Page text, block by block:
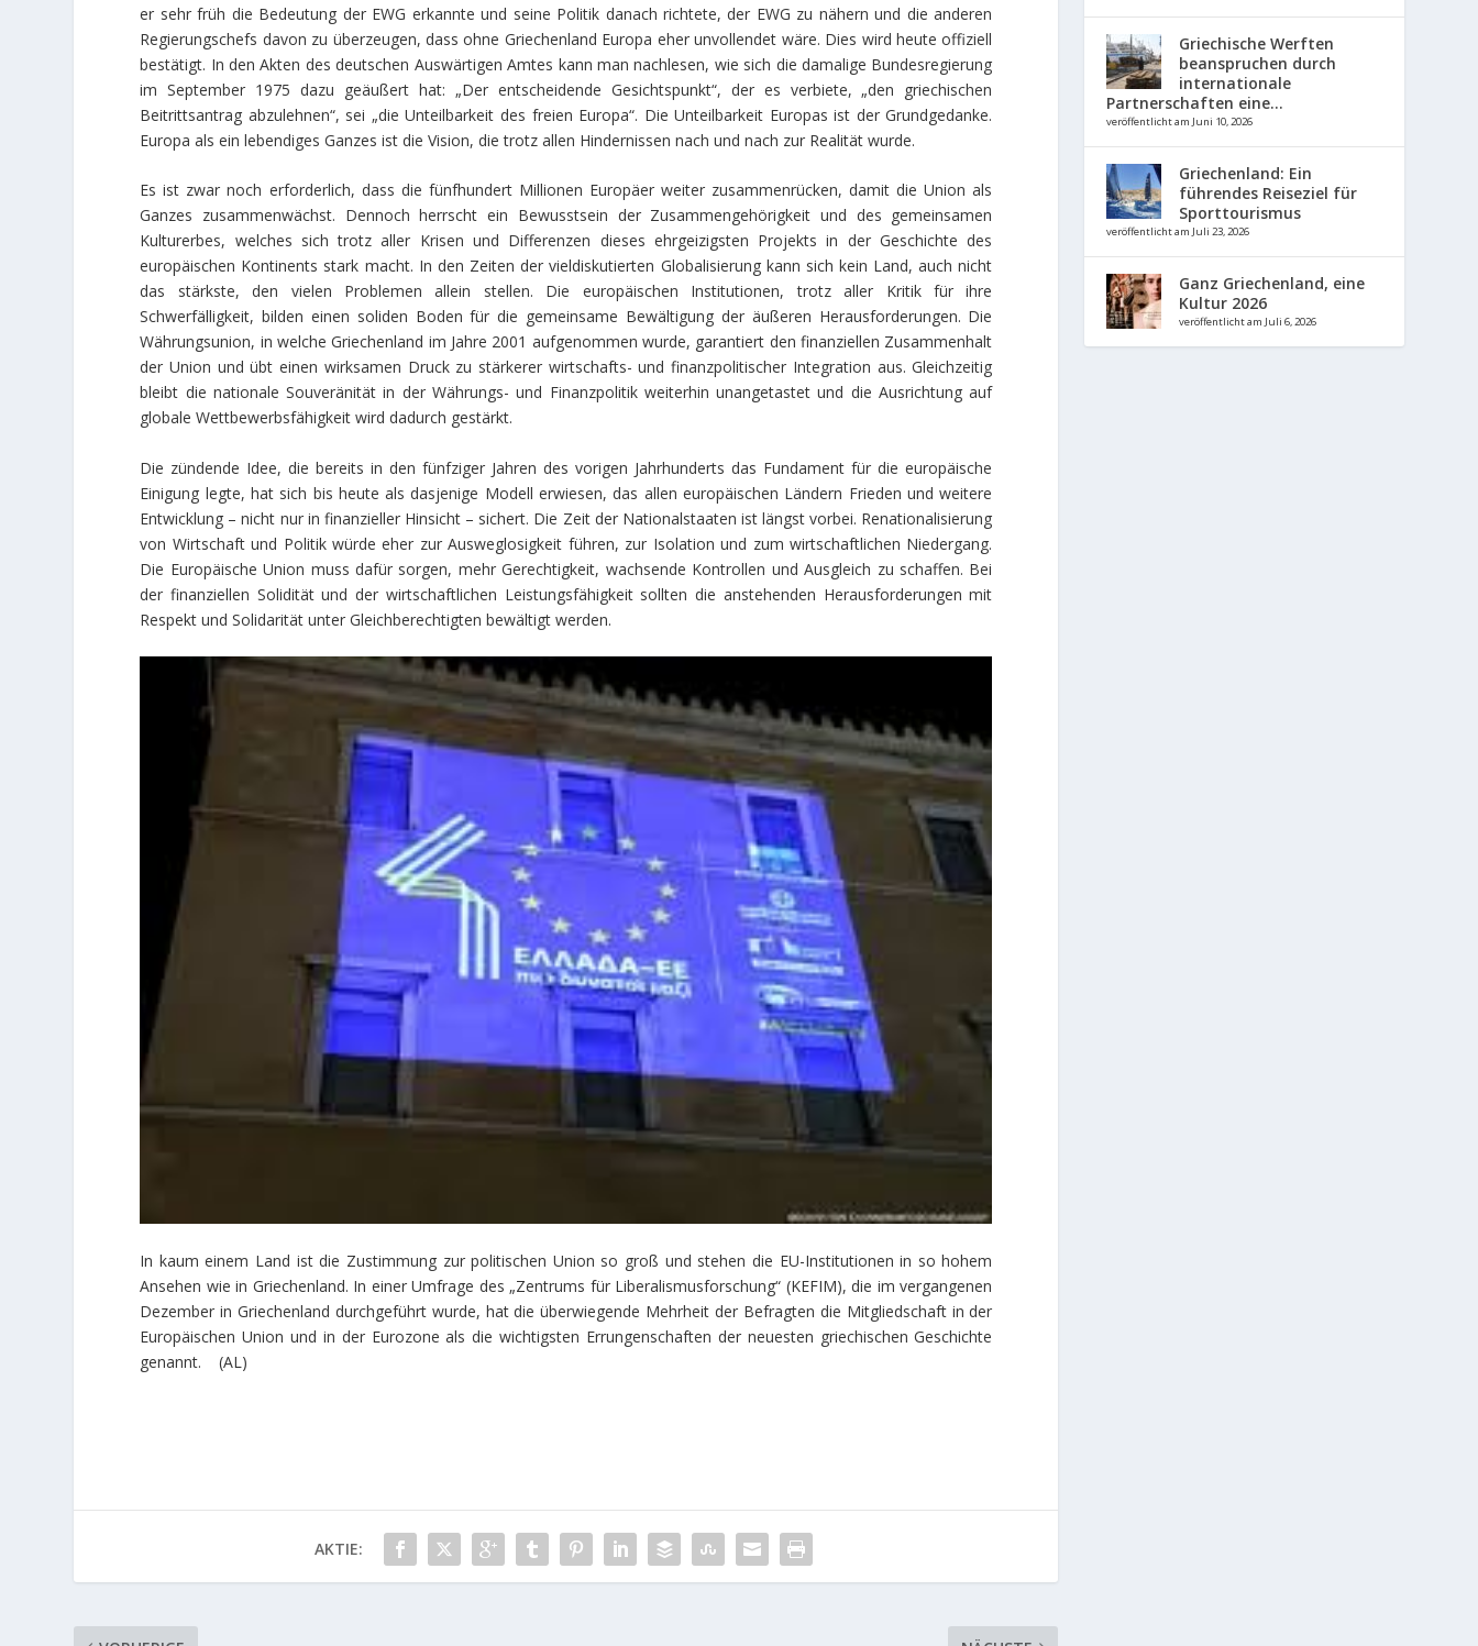
er sehr früh die Bedeutung der EWG erkannte und seine Politik danach richtete, der EWG zu nähern und die anderen
Regierungschefs davon zu überzeugen, dass ohne Griechenland Europa eher unvollendet wäre. Dies wird heute offiziell
bestätigt. In den Akten des deutschen Auswärtigen Amtes kann man nachlesen, wie sich die damalige Bundesregierung
im September 1975 dazu geäußert hat: „Der entscheidende Gesichtspunkt“, der es verbiete, „den griechischen
Beitrittsantrag abzulehnen“, sei „die Unteilbarkeit des freien Europa“. Die Unteilbarkeit Europas ist der Grundgedanke.
Europa als ein lebendiges Ganzes ist die Vision, die trotz allen Hindernissen nach und nach zur Realität wurde.
Es ist zwar noch erforderlich, dass die fünfhundert Millionen Europäer weiter zusammenrücken, damit die Union als
Ganzes zusammenwächst. Dennoch herrscht ein Bewusstsein der Zusammengehörigkeit und des gemeinsamen
Kulturerbes, welches sich trotz aller Krisen und Differenzen dieses ehrgeizigsten Projekts in der Geschichte des
europäischen Kontinents stark macht. In den Zeiten der vieldiskutierten Globalisierung kann sich kein Land, auch nicht
das stärkste, den vielen Problemen allein stellen. Die europäischen Institutionen, trotz aller Kritik für ihre
Schwerfälligkeit, bilden einen soliden Boden für die gemeinsame Bewältigung der äußeren Herausforderungen. Die
Währungsunion, in welche Griechenland im Jahre 2001 aufgenommen wurde, garantiert den finanziellen Zusammenhalt
der Union und übt einen wirksamen Druck zu stärkerer wirtschafts- und finanzpolitischer Integration aus. Gleichzeitig
bleibt die nationale Souveränität in der Währungs- und Finanzpolitik weiterhin unangetastet und die Ausrichtung auf
globale Wettbewerbsfähigkeit wird dadurch gestärkt.
Die zündende Idee, die bereits in den fünfziger Jahren des vorigen Jahrhunderts das Fundament für die europäische
Einigung legte, hat sich bis heute als dasjenige Modell erwiesen, das allen europäischen Ländern Frieden und weitere
Entwicklung – nicht nur in finanzieller Hinsicht – sichert. Die Zeit der Nationalstaaten ist längst vorbei. Renationalisierung
von Wirtschaft und Politik würde eher zur Ausweglosigkeit führen, zur Isolation und zum wirtschaftlichen Niedergang.
Die Europäische Union muss dafür sorgen, mehr Gerechtigkeit, wachsende Kontrollen und Ausgleich zu schaffen. Bei
der finanziellen Solidität und der wirtschaftlichen Leistungsfähigkeit sollten die anstehenden Herausforderungen mit
Respekt und Solidarität unter Gleichberechtigten bewältigt werden.
In kaum einem Land ist die Zustimmung zur politischen Union so groß und stehen die EU-Institutionen in so hohem
Ansehen wie in Griechenland. In einer Umfrage des „Zentrums für Liberalismusforschung“ (KEFIM), die im vergangenen
Dezember in Griechenland durchgeführt wurde, hat die überwiegende Mehrheit der Befragten die Mitgliedschaft in der
Europäischen Union und in der Eurozone als die wichtigsten Errungenschaften der neuesten griechischen Geschichte
genannt. (AL)
AKTIE:
Griechische Werften
beanspruchen durch
internationale
Partnerschaften eine...
veröffentlicht am Juni 10, 2026
Griechenland: Ein
führendes Reiseziel für
Sporttourismus
veröffentlicht am Juli 23, 2026
Ganz Griechenland, eine
Kultur 2026
veröffentlicht am Juli 6, 2026